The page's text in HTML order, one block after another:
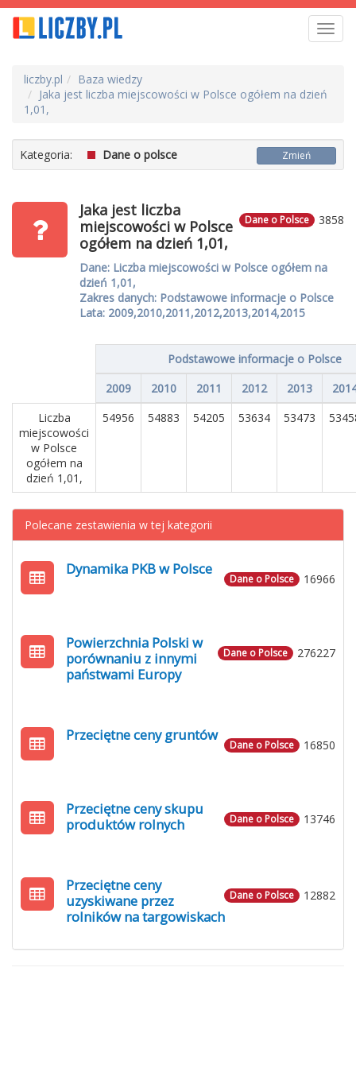
liczby.pl
Baza wiedzy
Jaka jest liczba miejscowości w Polsce ogółem na dzień
1,01,
Kategoria: Dane o polsce Zmień
3858
Dane o Polsce
Jaka jest liczba
miejscowości w Polsce
ogółem na dzień 1,01,
Dane: Liczba miejscowości w Polsce ogółem na
dzień 1,01,
Zakres danych: Podstawowe informacje o Polsce
Lata: 2009,2010,2011,2012,2013,2014,2015
Podstawowe informacje o Polsce
2009
2010 2011 2012 2013
Liczba
miejscowości
w Polsce
ogółem na
dzień 1,01,
54956 54883 54205 53634 53473
Polecane zestawienia w tej kategorii
16966
Dane o Polsce
Dynamika PKB w Polsce
276227
Dane o Polsce
Powierzchnia Polski w
porównaniu z innymi
państwami Europy
16850
Dane o Polsce
Przeciętne ceny gruntów
13746
Dane o Polsce
Przeciętne ceny skupu
produktów rolnych
12882
Dane o Polsce
Przeciętne ceny
uzyskiwane przez
rolników na targowiskach